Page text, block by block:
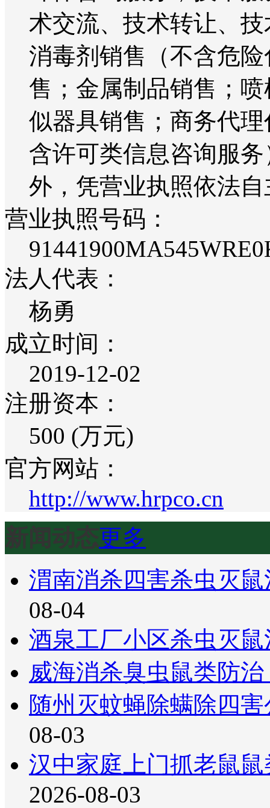
术交流、技术转让、
消毒剂销售（不含危
售；金属制品销售；
似器具销售；商务代
含许可类信息咨询服
外，凭营业执照依法
营业执照号码：
法人代表：
杨勇
成立时间：
2019-12-02
注册资本：
500 (万元)
官方网站：
http://www.hrpco.cn
新闻动态更多
渭南消杀四害杀虫灭
08-04
酒泉工厂小区杀虫灭
威海消杀臭虫鼠类防
随州灭蚊蝇除螨除四
08-03
汉中家庭上门抓老鼠
2026-08-03